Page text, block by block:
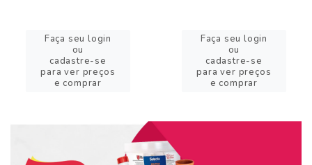
Faça seu login
ou
cadastre-se
para ver preços
e comprar
Faça seu login
ou
cadastre-se
para ver preços
e comprar